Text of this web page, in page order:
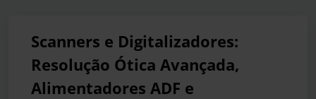
Scanners e Digitalizadores:
Resolução Ótica Avançada,
Alimentadores ADF e